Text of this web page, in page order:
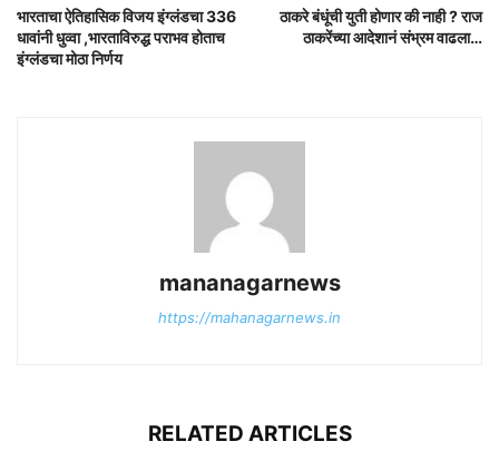
भारताचा ऐतिहासिक विजय इंग्लंडचा 336
धावांनी धुव्वा ,भारताविरुद्ध पराभव होताच
इंग्लंडचा मोठा निर्णय
ठाकरे बंधूंची युती होणार की नाही ? राज
ठाकरेंच्या आदेशानं संभ्रम वाढला…
mananagarnews
https://mahanagarnews.in
RELATED ARTICLES